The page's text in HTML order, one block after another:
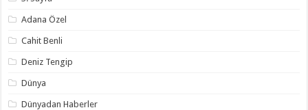
Adana Özel
Cahit Benli
Deniz Tengip
Dünya
Dünyadan Haberler